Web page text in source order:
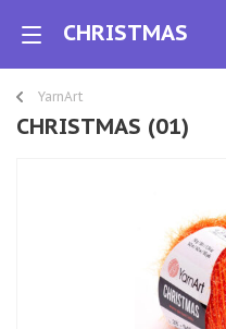
CHRISTMAS
YarnArt
CHRISTMAS (01)